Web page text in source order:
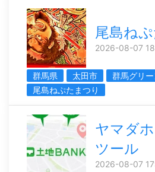
尾島ね
2026-08-07
群馬県 太田市
群馬グリ
尾島ねぷたまつり
ヤマダ
ツール
2026-08-07